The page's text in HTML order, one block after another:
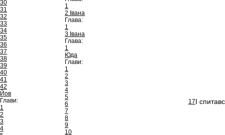
30
31
32
33
34
35
36
37
38
39
40
41
42
Йов
Глави:
1
2
3
4
1
2 Івана
Глава:
1
3 Івана
Глава:
1
Юда
Глави:
1
2
3
4
5
6
7
8
9
10
17І